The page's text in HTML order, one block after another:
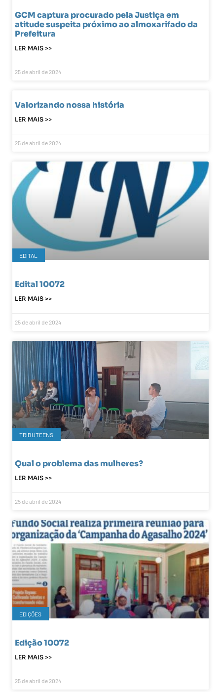
GCM captura procurado pela Justiça em
atitude suspeita próximo ao almoxarifado da
Prefeitura
LER MAIS >>
25 de abril de 2024
Valorizando nossa história
LER MAIS >>
25 de abril de 2024
EDITAL
Edital 10072
LER MAIS >>
25 de abril de 2024
TRIBUTEENS
Qual o problema das mulheres?
LER MAIS >>
25 de abril de 2024
EDIÇÕES
Edição 10072
LER MAIS >>
25 de abril de 2024